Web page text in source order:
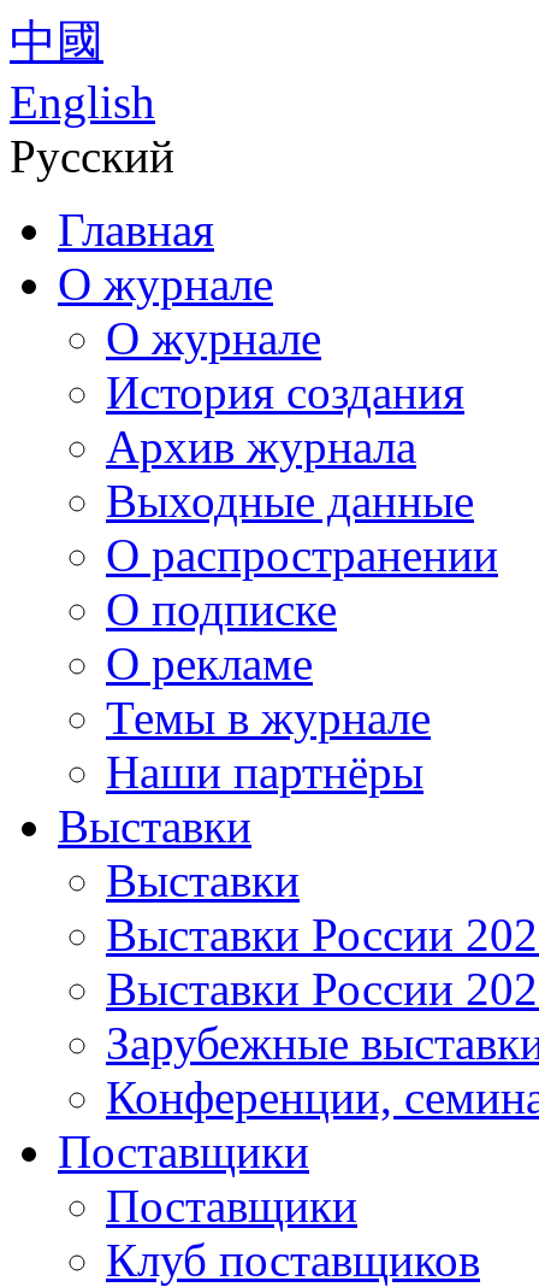
中國
English
Русский
Главная
О журнале
О журнале
История создания
Архив журнала
Выходные данные
О распространении
О подписке
О рекламе
Темы в журнале
Наши партнёры
Выставки
Выставки
Выставки России
Выставки России
Зарубежные
Конференции,
Поставщики
Поставщики
Клуб поставщиков